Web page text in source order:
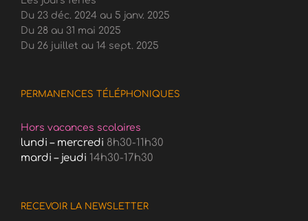
Du 23 déc. 2024 au 5 janv. 2025
Du 28 au 31 mai 2025
Du 26 juillet au 14 sept. 2025
PERMANENCES TÉLÉPHONIQUES
Hors vacances scolaires
lundi – mercredi 8h30-11h30
mardi – jeudi 14h30-17h30
RECEVOIR LA NEWSLETTER